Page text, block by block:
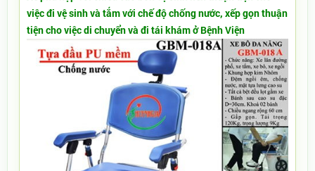
việc đi vệ sinh và tắm với chế độ chống nước, xếp gọn thuận
tiện cho việc di chuyển và đi tái khám ở Bệnh Viện